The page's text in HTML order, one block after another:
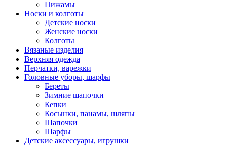
Пижамы
Носки и колготы
Детские носки
Женские носки
Колготы
Вязаные изделия
Верхняя одежда
Перчатки, варежки
Головные уборы, шарфы
Береты
Зимние шапочки
Кепки
Косынки, панамы, шляпы
Шапочки
Шарфы
Детские аксессуары, игрушки